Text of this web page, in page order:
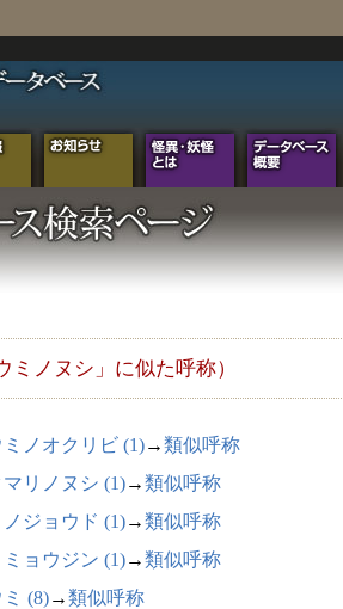
ミノヌシ」に似た呼称）
ミノオクリビ (1)→類似呼称
マリノヌシ (1)→類似呼称
ジョウド (1)→類似呼称
ミョウジン (1)→類似呼称
ミ (8)→類似呼称